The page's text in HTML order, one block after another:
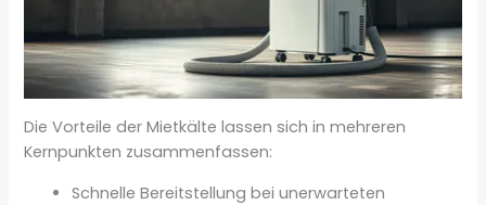
Die Vorteile der Mietkälte lassen sich in mehreren
Kernpunkten zusammenfassen:
Schnelle Bereitstellung bei unerwarteten